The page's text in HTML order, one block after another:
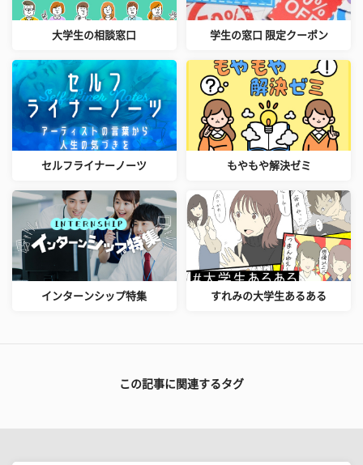
大学生の相談窓口 学生の窓口 限定クーポン
セルフライナーノーツ もやもや解決ゼミ
インターンシップ特集 すれみの大学生あるある
この記事に関連するタグ